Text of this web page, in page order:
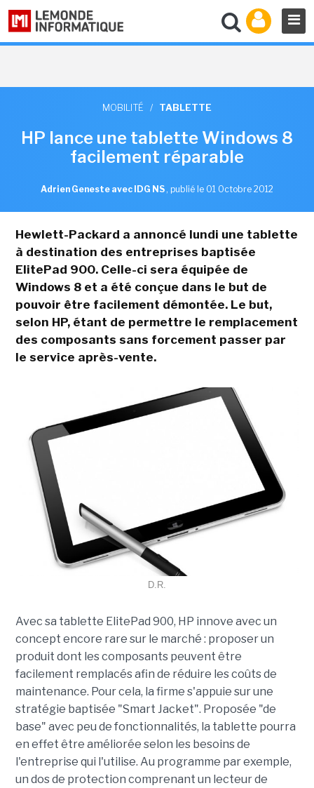
MOBILITÉ / TABLETTE
HP lance une tablette Windows 8
facilement réparable
Adrien Geneste avec IDG NS , publié le 01 Octobre 2012
Hewlett-Packard a annoncé lundi une tablette
à destination des entreprises baptisée
ElitePad 900. Celle-ci sera équipée de
Windows 8 et a été conçue dans le but de
pouvoir être facilement démontée. Le but,
selon HP, étant de permettre le remplacement
des composants sans forcement passer par
le service après-vente.
D.R.
Avec sa tablette ElitePad 900, HP innove avec un
concept encore rare sur le marché : proposer un
produit dont les composants peuvent être
facilement remplacés afin de réduire les coûts de
maintenance. Pour cela, la firme s'appuie sur une
stratégie baptisée "Smart Jacket". Proposée "de
base" avec peu de fonctionnalités, la tablette pourra
en effet être améliorée selon les besoins de
l'entreprise qui l'utilise. Au programme par exemple,
un dos de protection comprenant un lecteur de